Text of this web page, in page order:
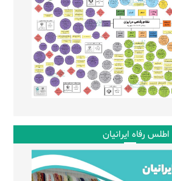
اطلس رفاه ایرانیان